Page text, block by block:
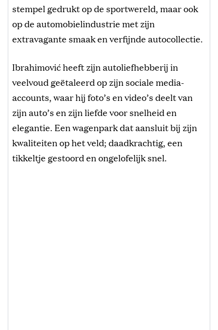
stempel gedrukt op de sportwereld, maar ook
op de automobielindustrie met zijn
extravagante smaak en verfijnde autocollectie.
Ibrahimović heeft zijn autoliefhebberij in
veelvoud geëtaleerd op zijn sociale media-
accounts, waar hij foto’s en video’s deelt van
zijn auto’s en zijn liefde voor snelheid en
elegantie. Een wagenpark dat aansluit bij zijn
kwaliteiten op het veld; daadkrachtig, een
tikkeltje gestoord en ongelofelijk snel.